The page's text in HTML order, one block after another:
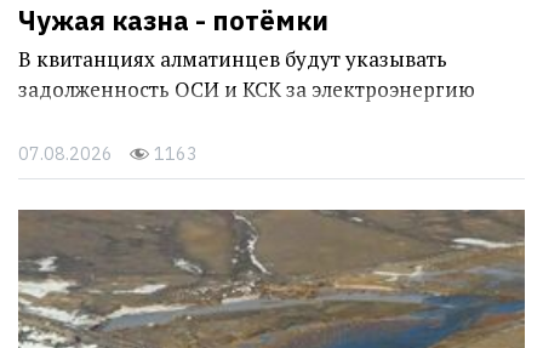
Чужая казна - потёмки
В квитанциях алматинцев будут указывать
задолженность ОСИ и КСК за электроэнергию
07.08.2026 1163